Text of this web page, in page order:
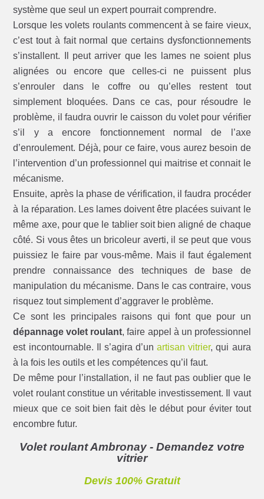
système que seul un expert pourrait comprendre.
Lorsque les volets roulants commencent à se faire vieux,
c’est tout à fait normal que certains dysfonctionnements
s’installent. Il peut arriver que les lames ne soient plus
alignées ou encore que celles-ci ne puissent plus
s’enrouler dans le coffre ou qu’elles restent tout
simplement bloquées. Dans ce cas, pour résoudre le
problème, il faudra ouvrir le caisson du volet pour vérifier
s’il y a encore fonctionnement normal de l’axe
d’enroulement. Déjà, pour ce faire, vous aurez besoin de
l’intervention d’un professionnel qui maitrise et connait le
mécanisme.
Ensuite, après la phase de vérification, il faudra procéder
à la réparation. Les lames doivent être placées suivant le
même axe, pour que le tablier soit bien aligné de chaque
côté. Si vous êtes un bricoleur averti, il se peut que vous
puissiez le faire par vous-même. Mais il faut également
prendre connaissance des techniques de base de
manipulation du mécanisme. Dans le cas contraire, vous
risquez tout simplement d’aggraver le problème.
Ce sont les principales raisons qui font que pour un
dépannage volet roulant, faire appel à un professionnel
est incontournable. Il s’agira d’unartisan vitrier, qui aura
à la fois les outils et les compétences qu’il faut.
De même pour l’installation, il ne faut pas oublier que le
volet roulant constitue un véritable investissement. Il vaut
mieux que ce soit bien fait dès le début pour éviter tout
encombre futur.
Volet roulant Ambronay - Demandez votre
vitrier
Devis 100% Gratuit